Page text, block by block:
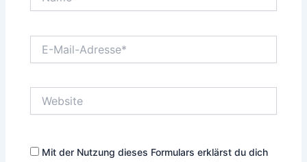
Mail-
Mit der Nutzung dieses Formulars erklärst du dich